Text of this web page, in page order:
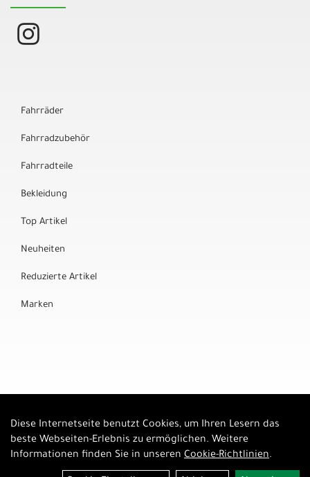
Fahrräder
Fahrradzubehör
Fahrradteile
Bekleidung
Top Artikel
Neuheiten
Reduzierte Artikel
Marken
Diese Internetseite benutzt Cookies, um Ihren Lesern das
beste Webseiten-Erlebnis zu ermöglichen. Weitere
Informationen finden Sie in unseren Cookie-Richtlinien.
Auftrag widerrufen